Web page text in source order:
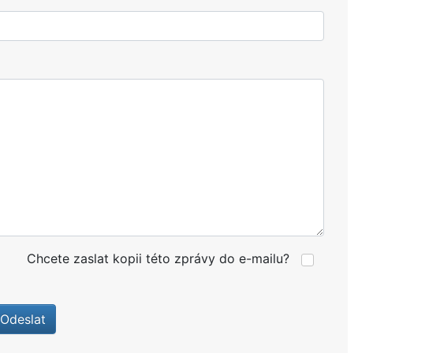
Chcete zaslat kopii této zprávy do e-mailu?
Odeslat